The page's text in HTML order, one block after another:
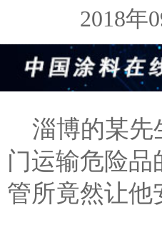
2018
淄博的某先
门运输危险
管所竟然让他